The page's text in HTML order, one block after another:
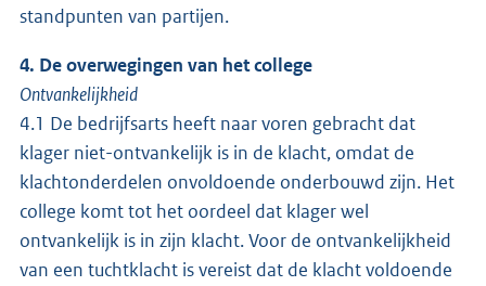
standpunten van partijen.
4. De overwegingen van het college
Ontvankelijkheid
4.1 De bedrijfsarts heeft naar voren gebracht dat
klager niet-ontvankelijk is in de klacht, omdat de
klachtonderdelen onvoldoende onderbouwd zijn. Het
college komt tot het oordeel dat klager wel
ontvankelijk is in zijn klacht. Voor de ontvankelijkheid
van een tuchtklacht is vereist dat de klacht voldoende